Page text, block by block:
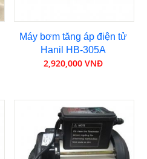
Máy bơm tăng áp điện tử
Hanil HB-305A
2,920,000 VNĐ